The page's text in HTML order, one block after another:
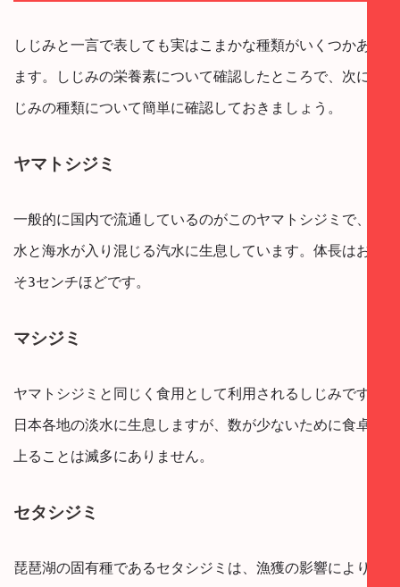
しじみと一言で表しても実はこまかな種類がいくつかあり
ます。しじみの栄養素について確認したところで、次にし
じみの種類について簡単に確認しておきましょう。
ヤマトシジミ
一般的に国内で流通しているのがこのヤマトシジミで、淡
水と海水が入り混じる汽水に生息しています。体長はおよ
そ3センチほどです。
マシジミ
ヤマトシジミと同じく食用として利用されるしじみです。
日本各地の淡水に生息しますが、数が少ないために食卓に
上ることは滅多にありません。
セタシジミ
琵琶湖の固有種であるセタシジミは、漁獲の影響により数